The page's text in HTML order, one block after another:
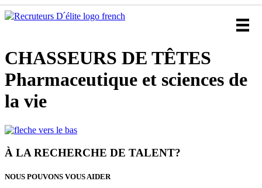
CHASSEURS DE TÊTES
Pharmaceutique et sciences de
la vie
À LA RECHERCHE DE TALENT?
NOUS POUVONS VOUS AIDER